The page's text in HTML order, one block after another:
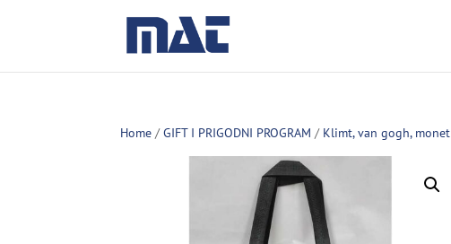
Home /GIFT I PRIGODNI PROGRAM / Klimt, van gogh, monet